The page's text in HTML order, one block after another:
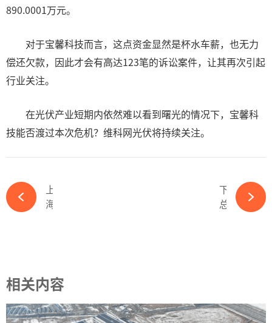
890.0001万元。
对于宝馨科技而言，这点资金显然是杯水车薪，也无力
偿还欠款，因此才会有高达123笔的诉讼案件，让其再次引起
行业关注。
在光伏产业短期内依然难以看到曙光的情况下，宝馨科
技能否渡过本次危机？维科网光伏将持续关注。
下一篇
总投资12亿元！维旺光电研发制造基地正式开工-365wm完美体育官网
相关内容